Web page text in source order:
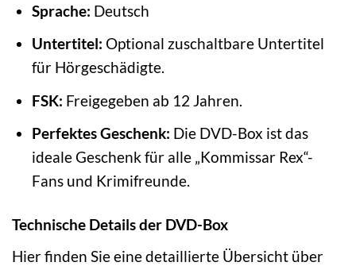
Sprache: Deutsch
Untertitel: Optional zuschaltbare Untertitel
für Hörgeschädigte.
FSK: Freigegeben ab 12 Jahren.
Perfektes Geschenk: Die DVD-Box ist das
ideale Geschenk für alle „Kommissar Rex“-
Fans und Krimifreunde.
Technische Details der DVD-Box
Hier finden Sie eine detaillierte Übersicht über